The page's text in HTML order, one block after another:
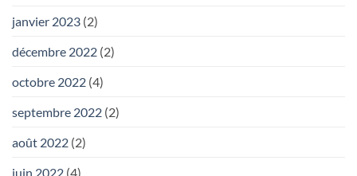
janvier 2023 (2)
décembre 2022 (2)
octobre 2022 (4)
septembre 2022 (2)
août 2022 (2)
juin 2022 (4)